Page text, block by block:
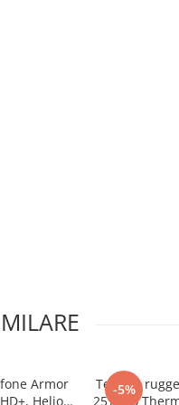
Armor
Helio
-5%
Telefon
25T Pro